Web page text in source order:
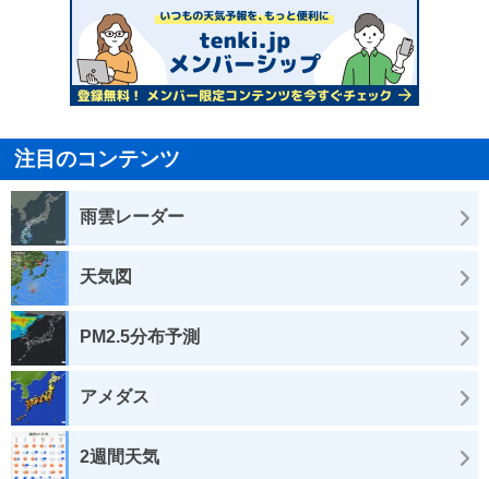
注目のコンテンツ
雨雲レーダー
天気図
PM2.5分布予測
アメダス
2週間天気